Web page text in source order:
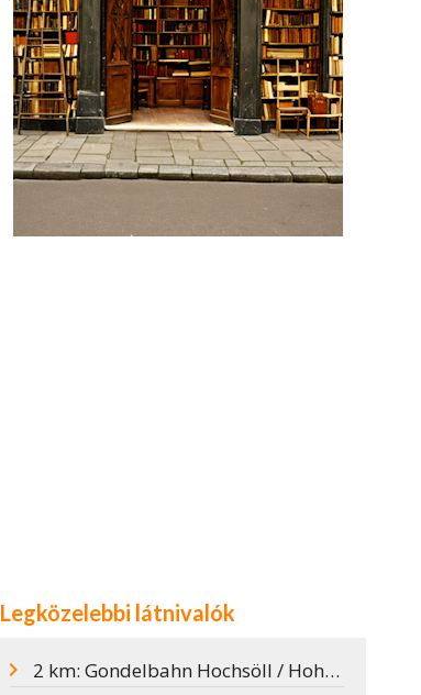
Legközelebbi látnivalók
2 km: Gondelbahn Hochsöll / Hohe Salve síterület